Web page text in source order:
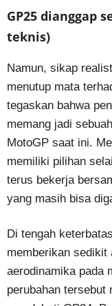
GP25 dianggap
teknis)
Namun, sikap
menutup mata
tegaskan bahwa
memang jadi
MotoGP saat ini.
memiliki pilihan
terus bekerja
yang masih bisa
Di tengah
memberikan sedikit
aerodinamika pada
perubahan tersebut